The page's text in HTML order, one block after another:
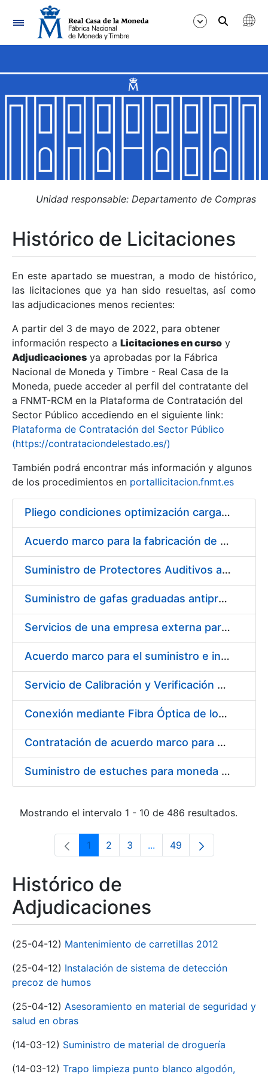
Navegación
Mostrar/Ocultar
Mostrar/Ocultar
Mostrar/Ocultar
Mostrar/Ocultar
Mostrar/Ocultar
Mostrar/Ocultar
Unidad responsable: Departamento de Compras
Histórico de Licitaciones
En este apartado se muestran, a modo de histórico,
las licitaciones que ya han sido resueltas, así como
las adjudicaciones menos recientes:
A partir del 3 de mayo de 2022, para obtener
información respecto a Licitaciones en curso y
Adjudicaciones ya aprobadas por la Fábrica
Nacional de Moneda y Timbre - Real Casa de la
Moneda, puede acceder al perfil del contratante del
a FNMT-RCM en la Plataforma de Contratación del
Sector Público accediendo en el siguiente link:
Plataforma de Contratación del Sector Público
(https://contrataciondelestado.es/)
También podrá encontrar más información y algunos
de los procedimientos en portallicitacion.fnmt.es
Pliego condiciones optimización cargas compras firmado
Acuerdo marco para la fabricación de piezas
Suministro de Protectores Auditivos a medida para las personas trabajadoras de los Centros de Trabajo de Madrid y Burgos
Suministro de gafas graduadas antiproyecciones para los trabajadores de la FNMT-RCM en los centros de trabajo de Madrid y Burgos
Servicios de una empresa externa para el asesoramiento y resolución de los recursos de alzada que se presentan relacionados con procesos de selección para la FNMT-RCM
Acuerdo marco para el suministro e instalación de persianas, estores y otros complementos
Servicio de Calibración y Verificación Externa de los Equipos de Medición del Servicio de Prevención de la FNMT-RCM
Conexión mediante Fibra Óptica de los Centros de Proceso de Datos (CPDs) de las sedes de la FNMT-RCM de Burgos y Madrid
Contratación de acuerdo marco para el Suministro de Material de Electricidad para la Fábrica Nacional de Moneda y Timbre-Real Casa de la Moneda en su centro de trabajo de Burgos
Suministro de estuches para moneda de 30 €
Mostrando el intervalo 1 - 10 de 486 resultados.
Página
1 Página
2 Página
3 ...Páginas intermedias Use
Página
49
Histórico de
Adjudicaciones
(25-04-12) Mantenimiento de carretillas 2012
(25-04-12) Instalación de sistema de detección
precoz de humos
(25-04-12) Asesoramiento en material de seguridad y
salud en obras
(14-03-12) Suministro de material de droguería
(14-03-12) Trapo limpieza punto blanco algodón,